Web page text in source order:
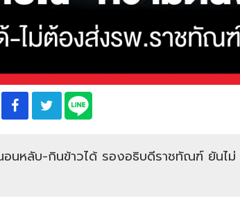
หลับ-กินข้าวได้ รองอธิบดีราชทัณฑ์ ยันไม่